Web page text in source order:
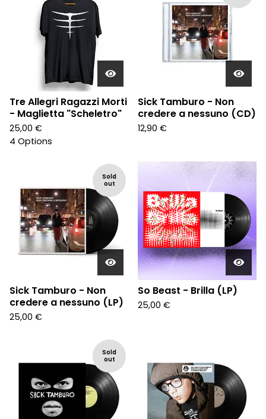
Tre Allegri Ragazzi Morti
- Maglietta "Scheletro"
25,00 €
4 Options
Sick Tamburo - Non
credere a nessuno (CD)
12,90 €
Sold
out
Sick Tamburo - Non
credere a nessuno (LP)
25,00 €
So Beast - Brilla (LP)
25,00 €
Sold
out